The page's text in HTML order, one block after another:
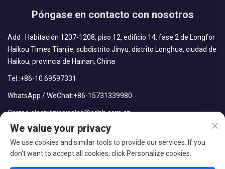
Póngase en contacto con nosotros
Add : Habitación 1207-1208, piso 12, edificio 14, fase 2 de Longfor
Haikou Times Tianjie, subdistrito Jinyu, distrito Longhua, ciudad de
Haikou, provincia de Hainan, China
Tel.:+86-10 69597331
WhatsApp / WeChat:+86-15731339980
Correo electrónico:sales@cdph.com.cn
We value your privacy
We use cookies and similar tools to provide our services. If you
don't want to accept all cookies, click Personalize cookies.